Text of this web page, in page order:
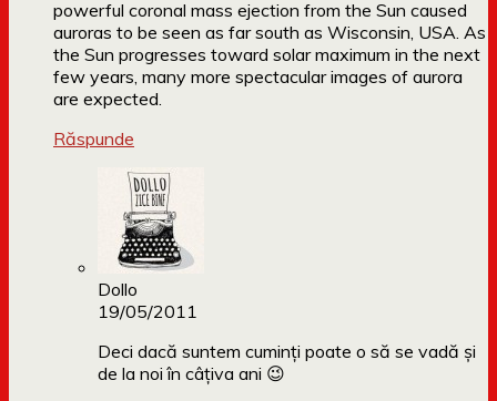
powerful coronal mass ejection from the Sun caused
auroras to be seen as far south as Wisconsin, USA. As
the Sun progresses toward solar maximum in the next
few years, many more spectacular images of aurora
are expected.
Răspunde
Dollo
19/05/2011
Deci dacă suntem cuminți poate o să se vadă și
de la noi în câțiva ani 😉